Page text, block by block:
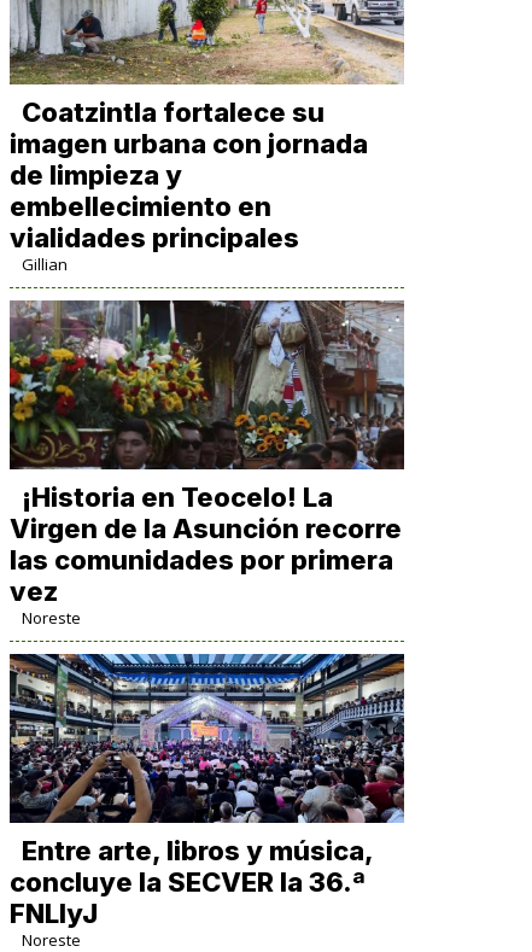
Coatzintla fortalece su
imagen urbana con jornada
de limpieza y
embellecimiento en
vialidades principales
Gillian
​¡Historia en Teocelo! La
Virgen de la Asunción recorre
las comunidades por primera
vez
Noreste
Entre arte, libros y música,
concluye la SECVER la 36.ª
FNLIyJ
Noreste